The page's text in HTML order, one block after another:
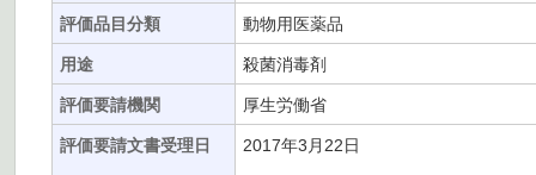
評価品目分類 動物用医薬品
用途 殺菌消毒剤
評価要請機関 厚生労働省
評価要請文書受理日 2017年3月22日